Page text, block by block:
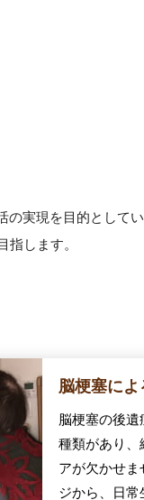
実現を目的として
します。
脳梗塞によ
脳梗塞の後遺
種類があり、
アが欠かせま
ジから、日